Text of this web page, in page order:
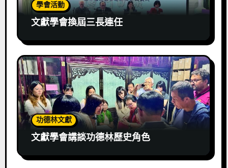
學會活動
文獻學會換屆三長連任
功德林文獻
文獻學會講談功德林歷史角色